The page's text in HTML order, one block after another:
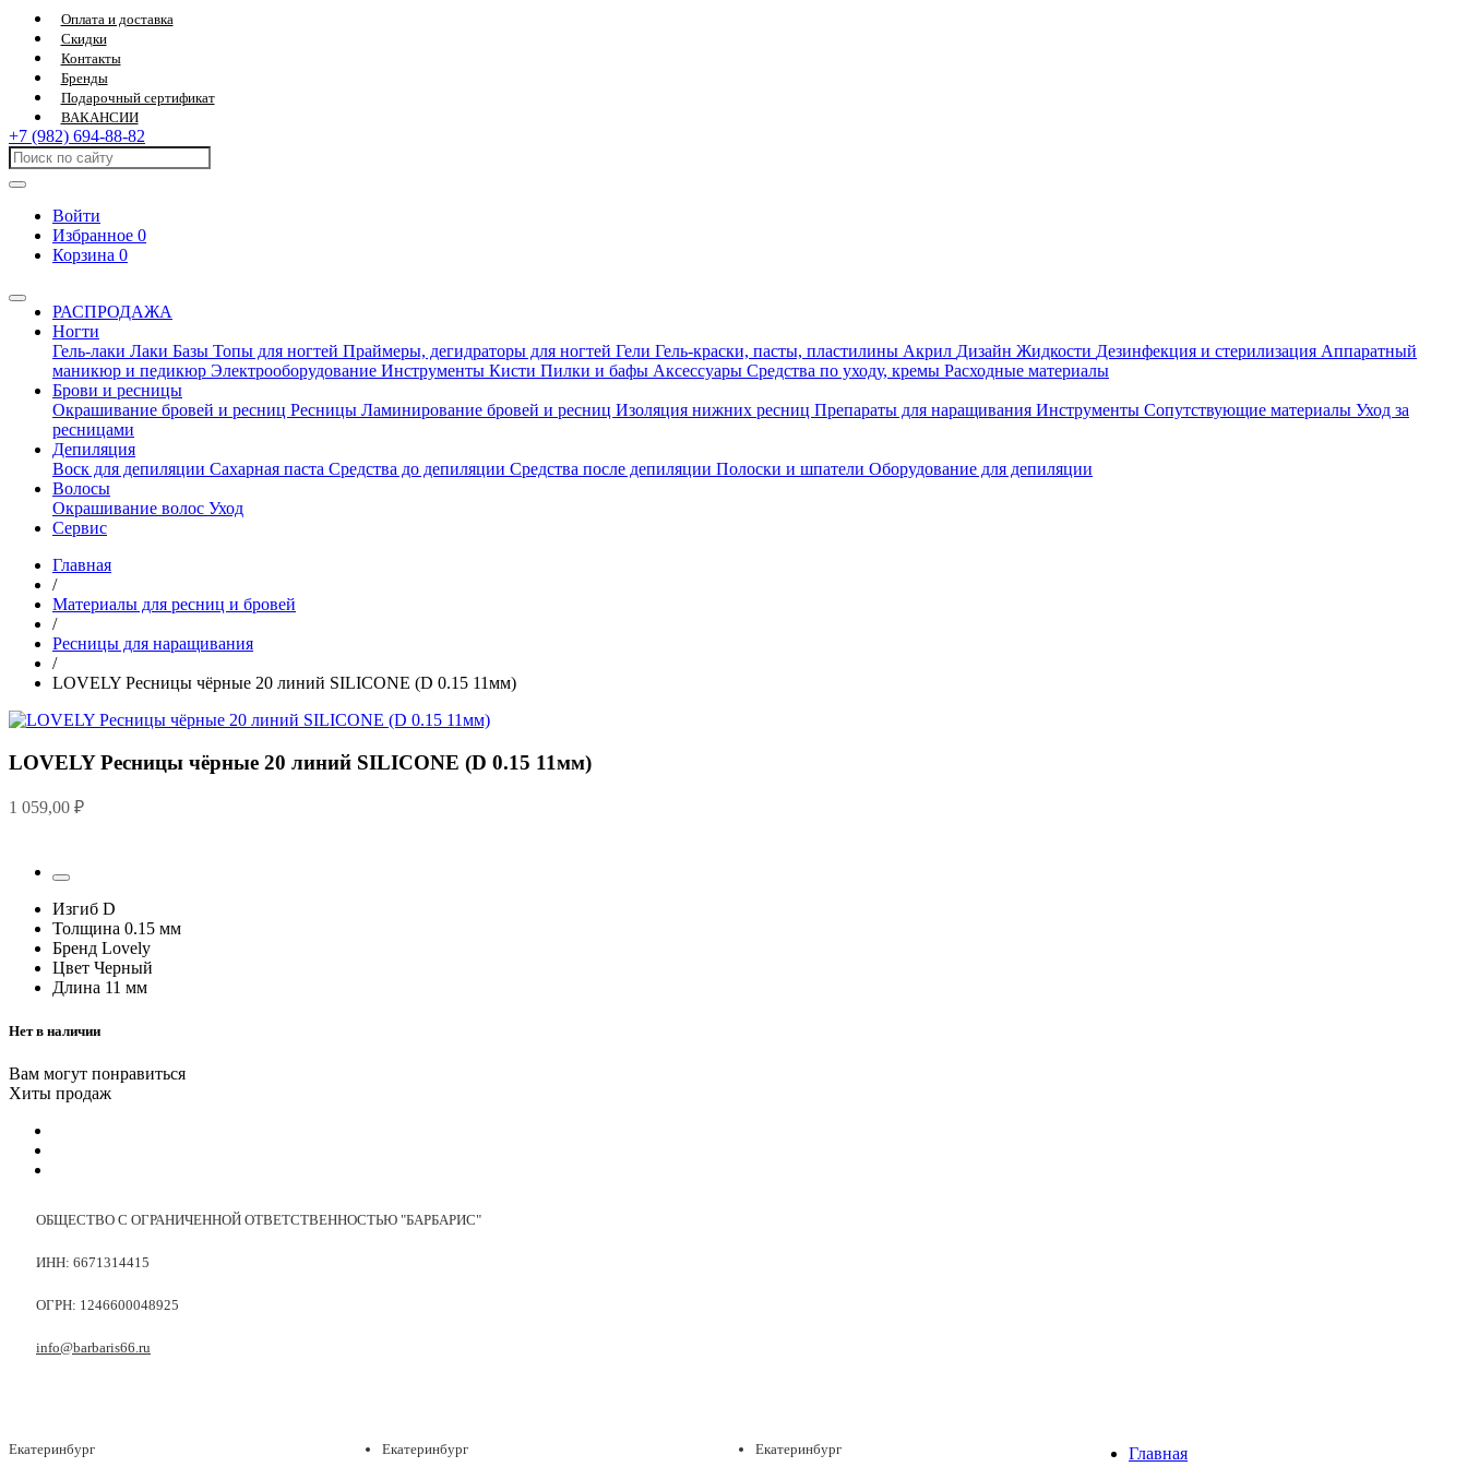
Оплата и доставка
Скидки
Контакты
Бренды
Подарочный сертификат
ВАКАНСИИ
+7 (982) 694-88-82
Войти
Избранное 0
Корзина 0
РАСПРОДАЖА
Ногти
Гель-лаки Лаки Базы Топы для ногтей Праймеры, дегидраторы для ногтей Гели Гель-краски, пасты, пластилины Акрил Дизайн Жидкости Дезинфекция и стерилизация Аппаратный
маникюр и педикюр Электрооборудование Инструменты Кисти Пилки и бафы Аксессуары Средства по уходу, кремы Расходные материалы
Брови и ресницы
Окрашивание бровей и ресниц Ресницы Ламинирование бровей и ресниц Изоляция нижних ресниц Препараты для наращивания Инструменты Сопутствующие материалы Уход за
ресницами
Депиляция
Воск для депиляции Сахарная паста Средства до депиляции Средства после депиляции Полоски и шпатели Оборудование для депиляции
Волосы
Окрашивание волос Уход
Сервис
Главная
/
Материалы для ресниц и бровей
/
Ресницы для наращивания
/
LOVELY Ресницы чёрные 20 линий SILICONE (D 0.15 11мм)
LOVELY Ресницы чёрные 20 линий SILICONE (D 0.15 11мм)
1 059,00 ₽
Изгиб D
Толщина 0.15 мм
Бренд Lovely
Цвет Черный
Длина 11 мм
Нет в наличии
Вам могут понравиться
Хиты продаж
ОБЩЕСТВО С ОГРАНИЧЕННОЙ ОТВЕТСТВЕННОСТЬЮ "БАРБАРИС"
ИНН: 6671314415
ОГРН: 1246600048925
info@barbaris66.ru
Екатеринбург Екатеринбург Екатеринбург Главная